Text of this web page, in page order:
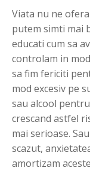
Viata nu ne
putem simti mai
educati cum sa
controlam in
sa fim fericiti
mod excesiv pe
sau alcool
crescand astfel
mai serioase.
scazut,
amortizam